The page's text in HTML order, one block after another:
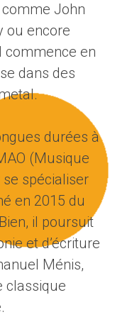
John
ou encore
commence en
dans des
durées à
(Musique
spécialiser
en 2015 du
il poursuit
et d’écriture
Ménis,
classique